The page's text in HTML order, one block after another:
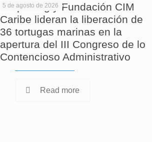
5 de agosto de 2026
Corpamag y Fundación CIM
Caribe lideran la liberación de
36 tortugas marinas en la
apertura del III Congreso de lo
Contencioso Administrativo
Read more